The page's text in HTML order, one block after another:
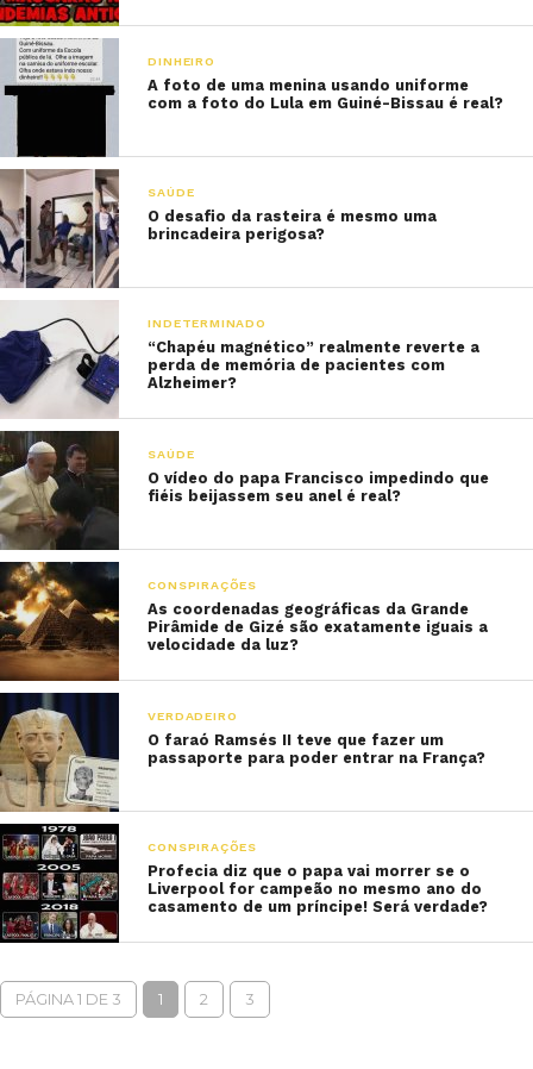
DINHEIRO
A foto de uma menina usando uniforme
com a foto do Lula em Guiné-Bissau é real?
SAÚDE
O desafio da rasteira é mesmo uma
brincadeira perigosa?
INDETERMINADO
“Chapéu magnético” realmente reverte a
perda de memória de pacientes com
Alzheimer?
SAÚDE
O vídeo do papa Francisco impedindo que
fiéis beijassem seu anel é real?
CONSPIRAÇÕES
As coordenadas geográficas da Grande
Pirâmide de Gizé são exatamente iguais a
velocidade da luz?
VERDADEIRO
O faraó Ramsés II teve que fazer um
passaporte para poder entrar na França?
CONSPIRAÇÕES
Profecia diz que o papa vai morrer se o
Liverpool for campeão no mesmo ano do
casamento de um príncipe! Será verdade?
PÁGINA 1 DE 3 1 2 3